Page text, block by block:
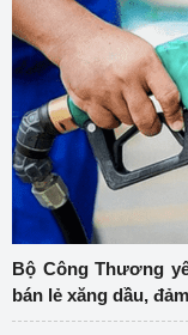
Bộ Công Thương
bán lẻ xăng dầu,